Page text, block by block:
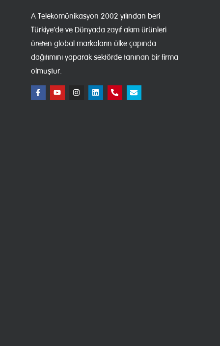
A Telekomünikasyon 2002 yılından beri
Türkiye’de ve Dünyada zayıf akım ürünleri
üreten global markaların ülke çapında
dağıtımını yaparak sektörde tanınan bir firma
olmuştur.